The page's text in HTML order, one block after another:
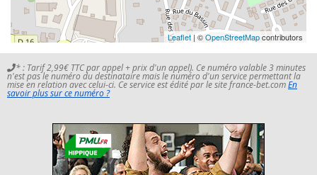
Leaflet | ©OpenStreetMapcontributors
* : Tarif 2,99€ TTC par appel + prix d'un appel). Ce numéro valable 3 minutes
n'est pas le numéro du destinataire mais le numéro d'un service permettant la
mise en relation avec celui-ci. Ce service est édité par le site france-bet.comEn
savoir plus sur ce numéro ?